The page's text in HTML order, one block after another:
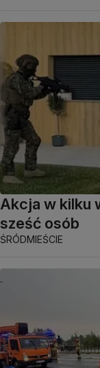
Akcja w kilku
sześć osób
ŚRÓDMIEŚCIE